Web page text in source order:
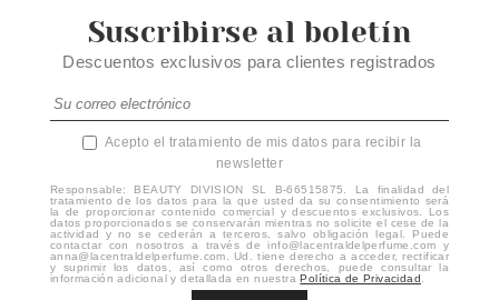
Suscribirse al boletín
Descuentos exclusivos para clientes registrados
Acepto el tratamiento de mis datos para recibir la
newsletter
Responsable: BEAUTY DIVISION SL B-66515875. La finalidad del
tratamiento de los datos para la que usted da su consentimiento será
la de proporcionar contenido comercial y descuentos exclusivos. Los
datos proporcionados se conservarán mientras no solicite el cese de la
actividad y no se cederán a terceros, salvo obligación legal. Puede
contactar con nosotros a través de info@lacentraldelperfume.com y
anna@lacentraldelperfume.com. Ud. tiene derecho a acceder, rectificar
y suprimir los datos, así como otros derechos, puede consultar la
información adicional y detallada en nuestraPolítica de Privacidad